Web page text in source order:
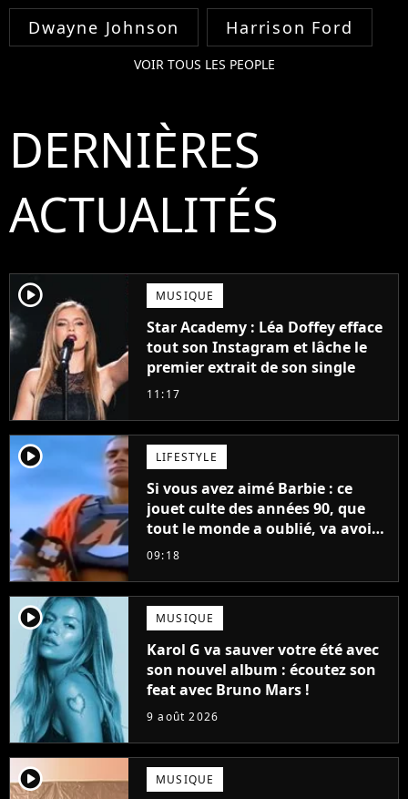
Dwayne Johnson Harrison Ford
VOIR TOUS LES PEOPLE
DERNIÈRES
ACTUALITÉS
player2 MUSIQUE
Star Academy : Léa Doffey efface
tout son Instagram et lâche le
premier extrait de son single
11:17
player2 LIFESTYLE
Si vous avez aimé Barbie : ce
jouet culte des années 90, que
tout le monde a oublié, va avoir
un film
09:18
player2 MUSIQUE
Karol G va sauver votre été avec
son nouvel album : écoutez son
feat avec Bruno Mars !
9 août 2026
player2 MUSIQUE